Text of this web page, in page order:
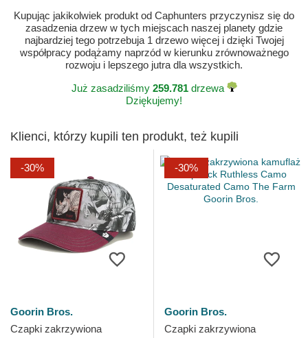
Kupując jakikolwiek produkt od Caphunters przyczynisz się do
zasadzenia drzew w tych miejscach naszej planety gdzie
najbardziej tego potrzebuja 1 drzewo więcej i dzięki Twojej
współpracy podążamy naprzód w kierunku zrównoważnego
rozwoju i lepszego jutra dla wszystkich.
Już zasadziliśmy 259.781drzewa
Dziękujemy!
Klienci, którzy kupili ten produkt, też kupili
-30%
Goorin Bros.
Czapki zakrzywiona
-30%
Goorin Bros.
Czapki zakrzywiona